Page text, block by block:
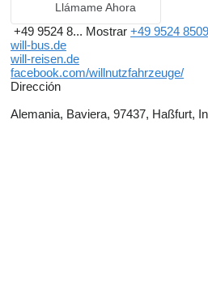
Llámame Ahora
+49 9524 8... Mostrar +49 9524
will-bus.de
will-reisen.de
facebook.com/willnutzfahrzeuge/
Dirección
Alemania, Baviera, 97437, Haßfurt,